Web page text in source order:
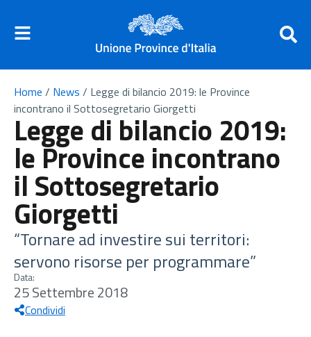
Home / News / Legge di bilancio 2019: le Province
incontrano il Sottosegretario Giorgetti
Legge di bilancio 2019:
le Province incontrano
il Sottosegretario
Giorgetti
“Tornare ad investire sui territori:
servono risorse per programmare”
Data:
25 Settembre 2018
Condividi